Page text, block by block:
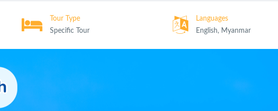
Tour Type
Specific Tour
Languages
English, Myanmar